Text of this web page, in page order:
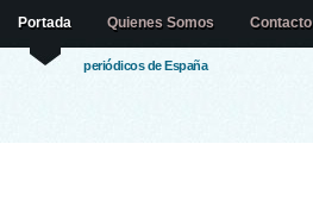
periódicos de España
Portada Quienes Somos Contacto